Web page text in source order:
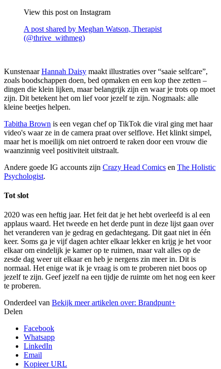
View this post on Instagram
A post shared by Meghan Watson, Therapist
(@thrive_withmeg)
KunstenaarHannah Daisy maakt illustraties over “saaie selfcare”,
zoals boodschappen doen, bed opmaken en een kop thee zetten –
dingen die klein lijken, maar belangrijk zijn en waar je trots op moet
zijn. Dit betekent het om lief voor jezelf te zijn. Nogmaals: alle
kleine beetjes helpen.
Tabitha Brown is een vegan chef op TikTok die viral ging met haar
video's waar ze in de camera praat over selflove. Het klinkt simpel,
maar het is moeilijk om niet ontroerd te raken door een vrouw die
waanzinnig veel positiviteit uitstraalt.
Andere goede IG accounts zijn Crazy Head Comics en The Holistic
Psychologist.
Tot slot
2020 was een heftig jaar. Het feit dat je het hebt overleefd is al een
applaus waard. Het tweede en het derde punt in deze lijst gaan over
het veranderen van je gedrag en gedachtegang. Dit gaat niet in één
keer. Soms ga je vijf dagen achter elkaar lekker en krijg je het voor
elkaar om eindelijk je kamer op te ruimen, maar valt alles op de
zesde dag weer uit elkaar en heb je nergens zin meer in. Dit is
normaal. Het enige wat ik je vraag is om te proberen niet boos op
jezelf te zijn. Geef jezelf na een tijdje de ruimte om het nog een keer
te proberen.
Onderdeel van Bekijk meer artikelen over: Brandpunt+
Delen
Facebook
Whatsapp
LinkedIn
Email
Kopieer URL